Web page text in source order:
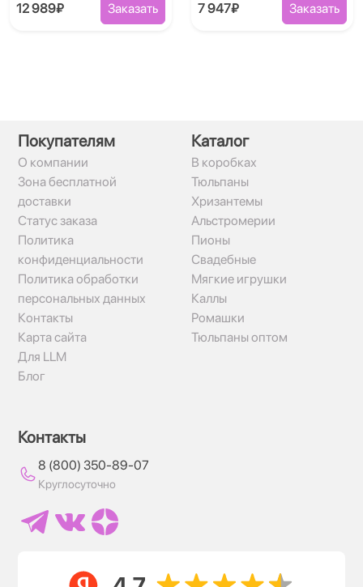
12 989₽ Заказать 7 947₽ Заказать
Покупателям
О компании
Зона бесплатной
доставки
Статус заказа
Политика
конфиденциальности
Политика обработки
персональных данных
Контакты
Карта сайта
Для LLM
Блог
Каталог
В коробках
Тюльпаны
Хризантемы
Альстромерии
Пионы
Свадебные
Мягкие игрушки
Каллы
Ромашки
Тюльпаны оптом
Контакты
8 (800) 350-89-07
Круглосуточно